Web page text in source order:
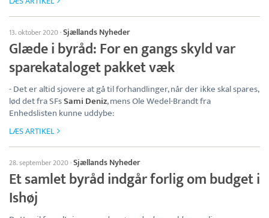
13. oktober 2020·Sjællands Nyheder
Glæde i byråd: For en gangs skyld var
sparekataloget pakket væk
- Det er altid sjovere at gå til forhandlinger, når der ikke skal spares,
lød det fra SFsSami Deniz, mens Ole Wedel-Brandt fra
Enhedslisten kunne uddybe:
LÆS ARTIKEL
28. september 2020·Sjællands Nyheder
Et samlet byråd indgår forlig om budget i
Ishøj